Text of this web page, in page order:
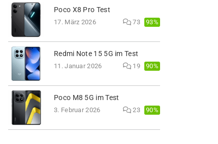
Poco X8 Pro Test
17. März 2026 73 93%
Redmi Note 15 5G im Test
11. Januar 2026 19 90%
Poco M8 5G im Test
3. Februar 2026 23 90%